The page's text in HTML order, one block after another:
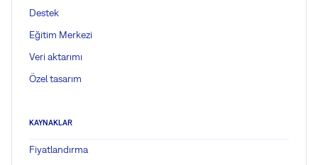
Destek
Eğitim Merkezi
Veri aktarımı
Özel tasarım
KAYNAKLAR
Fiyatlandırma